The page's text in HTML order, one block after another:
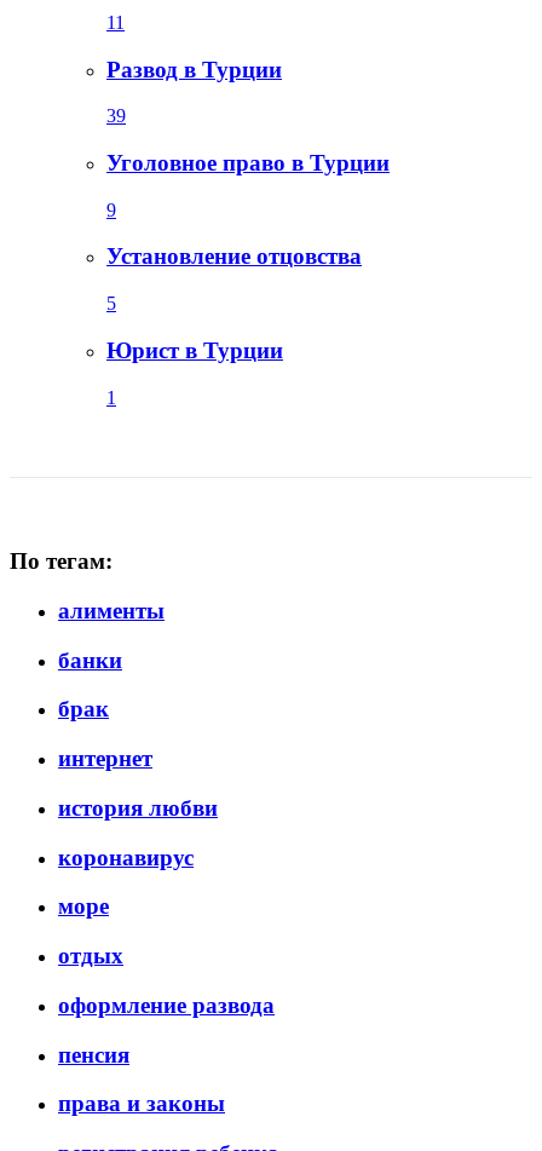
11
Развод в Турции
39
Уголовное право в Турции
9
Установление отцовства
5
Юрист в Турции
1
По тегам:
алименты
банки
брак
интернет
история любви
коронавирус
море
отдых
оформление развода
пенсия
права и законы